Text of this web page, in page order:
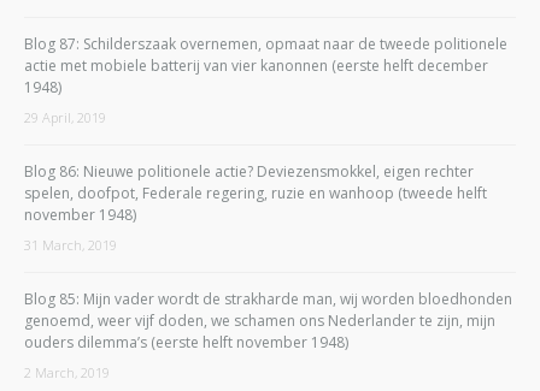
Blog 87: Schilderszaak overnemen, opmaat naar de tweede politionele
actie met mobiele batterij van vier kanonnen (eerste helft december
1948)
29 April, 2019
Blog 86: Nieuwe politionele actie? Deviezensmokkel, eigen rechter
spelen, doofpot, Federale regering, ruzie en wanhoop (tweede helft
november 1948)
31 March, 2019
Blog 85: Mijn vader wordt de strakharde man, wij worden bloedhonden
genoemd, weer vijf doden, we schamen ons Nederlander te zijn, mijn
ouders dilemma’s (eerste helft november 1948)
2 March, 2019